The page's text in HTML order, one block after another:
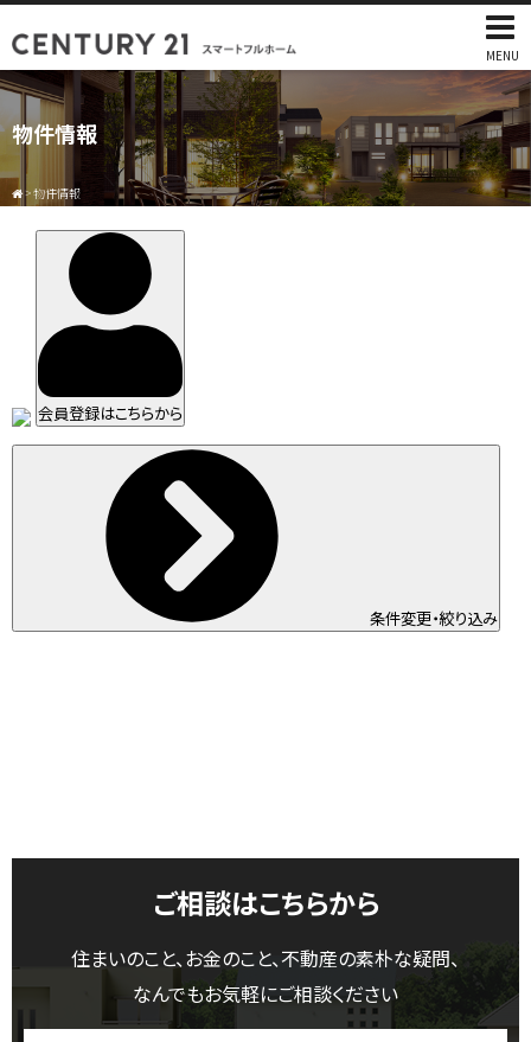
MENU
物件情報
>物件情報
会員登録はこちらから
条件変更・絞り込み
ご相談はこちらから
住まいのこと、お金のこと、不動産の素朴な疑問、
なんでもお気軽にご相談ください